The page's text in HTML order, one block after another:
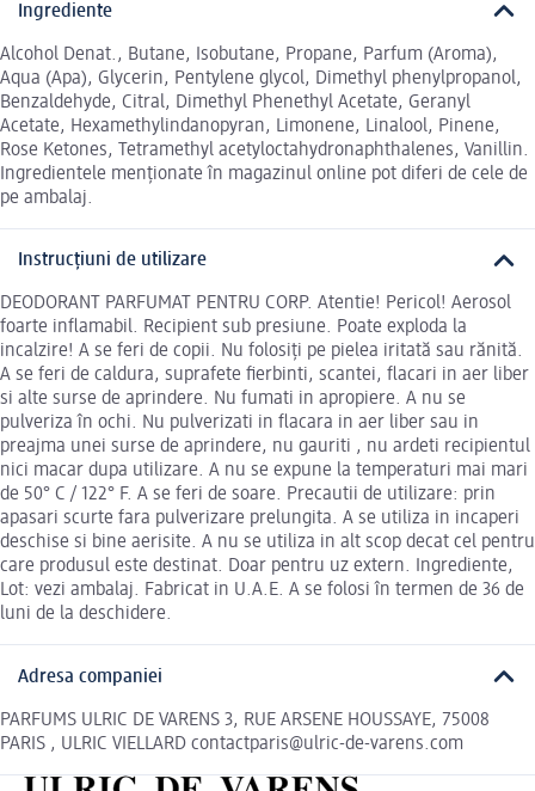
Ingrediente
Alcohol Denat., Butane, Isobutane, Propane, Parfum (Aroma),
Aqua (Apa), Glycerin, Pentylene glycol, Dimethyl phenylpropanol,
Benzaldehyde, Citral, Dimethyl Phenethyl Acetate, Geranyl
Acetate, Hexamethylindanopyran, Limonene, Linalool, Pinene,
Rose Ketones, Tetramethyl acetyloctahydronaphthalenes, Vanillin.
Ingredientele menționate în magazinul online pot diferi de cele de
pe ambalaj.
Instrucțiuni de utilizare
DEODORANT PARFUMAT PENTRU CORP. Atentie! Pericol! Aerosol
foarte inflamabil. Recipient sub presiune. Poate exploda la
incalzire! A se feri de copii. Nu folosiți pe pielea iritată sau rănită.
A se feri de caldura, suprafete fierbinti, scantei, flacari in aer liber
si alte surse de aprindere. Nu fumati in apropiere. A nu se
pulveriza în ochi. Nu pulverizati in flacara in aer liber sau in
preajma unei surse de aprindere, nu gauriti , nu ardeti recipientul
nici macar dupa utilizare. A nu se expune la temperaturi mai mari
de 50° C / 122° F. A se feri de soare. Precautii de utilizare: prin
apasari scurte fara pulverizare prelungita. A se utiliza in incaperi
deschise si bine aerisite. A nu se utiliza in alt scop decat cel pentru
care produsul este destinat. Doar pentru uz extern. Ingrediente,
Lot: vezi ambalaj. Fabricat in U.A.E. A se folosi în termen de 36 de
luni de la deschidere.
Adresa companiei
PARFUMS ULRIC DE VARENS 3, RUE ARSENE HOUSSAYE, 75008
PARIS , ULRIC VIELLARD contactparis@ulric-de-varens.com